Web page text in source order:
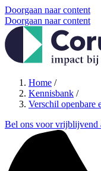
Doorgaan naar content
Doorgaan naar content
Home /
Kennisbank /
Verschil openbare
Bel ons voor vrijblijvend